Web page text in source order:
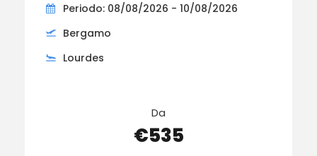
Periodo: 08/08/2026 - 10/08/2026
Bergamo
Lourdes
Da
€535